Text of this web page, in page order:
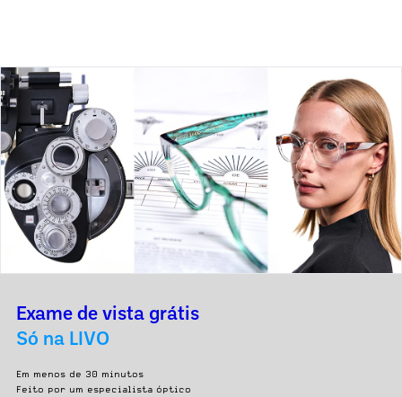
Exame de vista grátis
Só na LIVO
Em menos de 30 minutos
Feito por um especialista óptico